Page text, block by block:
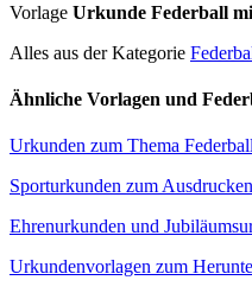
Vorlage Urkunde Federball
Alles aus der Kategorie
Ähnliche Vorlagen und
Urkunden zum Thema Federball
Sporturkunden zum Ausdrucken
Ehrenurkunden und
Urkundenvorlagen zum